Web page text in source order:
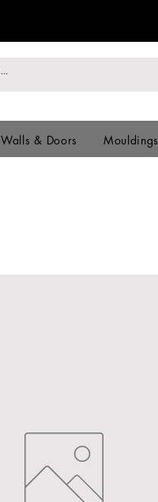
Walls & Doors Mouldings